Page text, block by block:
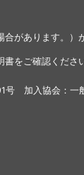
があります。
をご確認ください
加入協会：一